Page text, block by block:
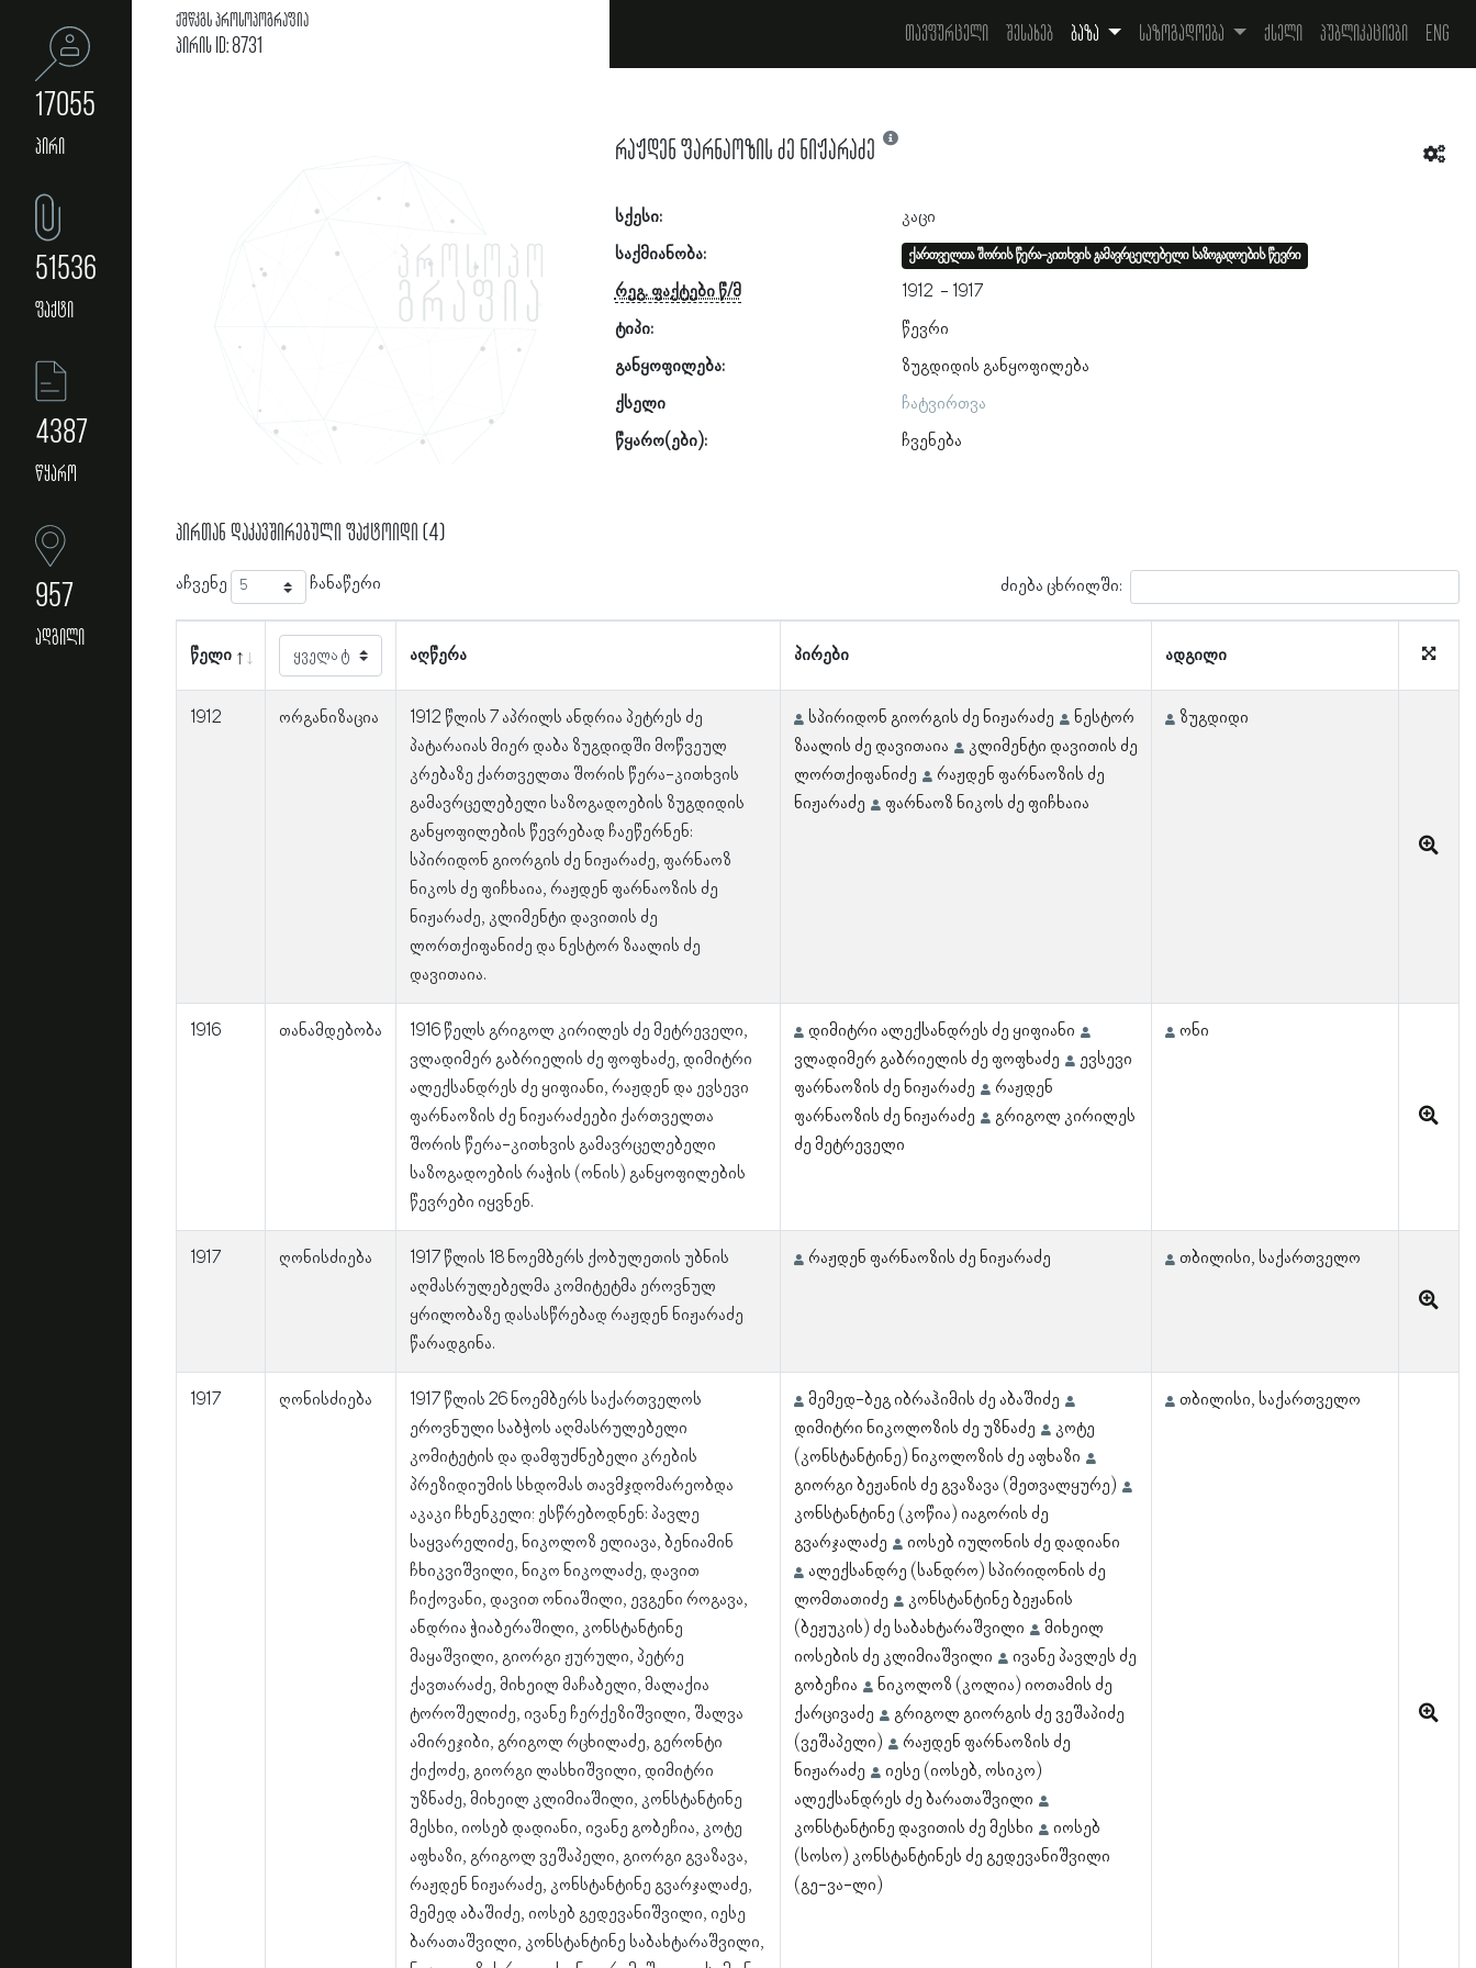
17055
პირი
51536
ფაქტი
4387
წყარო
957
ადგილი
ქშწკგს პროსოპოგრაფია
პირის ID: 8731 თავფურცელი შესახებ ბაზა საზოგადოება ქსელი პუბლიკაციები Eng
რაჟდენ ფარნაოზის ძე ნიჟარაძე
სქესი:
კაცი
საქმიანობა:
ქართველთა შორის წერა-კითხვის გამავრცელებელი საზოგადოების წევრი
რეგ. ფაქტები წ/მ 1912
1917
ტიპი:
წევრი
განყოფილება:
ზუგდიდის განყოფილება
ქსელი
ჩატვირთვა
წყარო(ები):
ჩვენება
პირთან დაკავშირებული ფაქტოიდი (4)
აჩვენე ჩანაწერი ძიება ცხრილში:
წელი აღწერა პირები ადგილი
1912 ორგანიზაცია
1912 წლის 7 აპრილს ანდრია პეტრეს ძე
პატარაიას მიერ დაბა ზუგდიდში მოწვეულ
კრებაზე ქართველთა შორის წერა-კითხვის
გამავრცელებელი საზოგადოების ზუგდიდის
განყოფილების წევრებად ჩაეწერნენ:
სპირიდონ გიორგის ძე ნიჟარაძე, ფარნაოზ
ნიკოს ძე ფიჩხაია, რაჟდენ ფარნაოზის ძე
ნიჟარაძე, კლიმენტი დავითის ძე
ლორთქიფანიძე და ნესტორ ზაალის ძე
დავითაია.
სპირიდონ გიორგის ძე ნიჟარაძე
ნესტორ
ზაალის ძე დავითაია
კლიმენტი დავითის ძე
ლორთქიფანიძე
რაჟდენ ფარნაოზის ძე
ნიჟარაძე
ფარნაოზ ნიკოს ძე ფიჩხაია
ზუგდიდი
1916 თანამდებობა
1916 წელს გრიგოლ კირილეს ძე მეტრეველი,
ვლადიმერ გაბრიელის ძე ფოფხაძე, დიმიტრი
ალექსანდრეს ძე ყიფიანი, რაჟდენ და ევსევი
ფარნაოზის ძე ნიჟარაძეები ქართველთა
შორის წერა-კითხვის გამავრცელებელი
საზოგადოების რაჭის (ონის) განყოფილების
წევრები იყვნენ.
დიმიტრი ალექსანდრეს ძე ყიფიანი
ვლადიმერ გაბრიელის ძე ფოფხაძე
ევსევი
ფარნაოზის ძე ნიჟარაძე
რაჟდენ
ფარნაოზის ძე ნიჟარაძე
გრიგოლ კირილეს
ძე მეტრეველი
ონი
1917 ღონისძიება
1917 წლის 18 ნოემბერს ქობულეთის უბნის
აღმასრულებელმა კომიტეტმა ეროვნულ
ყრილობაზე დასასწრებად რაჟდენ ნიჟარაძე
წარადგინა.
რაჟდენ ფარნაოზის ძე ნიჟარაძე თბილისი, საქართველო
1917 ღონისძიება
1917 წლის 26 ნოემბერს საქართველოს
ეროვნული საბჭოს აღმასრულებელი
კომიტეტის და დამფუძნებელი კრების
პრეზიდიუმის სხდომას თავმჯდომარეობდა
აკაკი ჩხენკელი; ესწრებოდნენ: პავლე
საყვარელიძე, ნიკოლოზ ელიავა, ბენიამინ
ჩხიკვიშვილი, ნიკო ნიკოლაძე, დავით
ჩიქოვანი, დავით ონიაშილი, ევგენი როგავა,
ანდრია ჭიაბერაშილი, კონსტანტინე
მაყაშვილი, გიორგი ჟურული, პეტრე
ქავთარაძე, მიხეილ მაჩაბელი, მალაქია
ტოროშელიძე, ივანე ჩერქეზიშვილი, შალვა
ამირეჯიბი, გრიგოლ რცხილაძე, გერონტი
ქიქოძე, გიორგი ლასხიშვილი, დიმიტრი
უზნაძე, მიხეილ კლიმიაშილი, კონსტანტინე
მესხი, იოსებ დადიანი, ივანე გობეჩია, კოტე
აფხაზი, გრიგოლ ვეშაპელი, გიორგი გვაზავა,
რაჟდენ ნიჟარაძე, კონსტანტინე გვარჯალაძე,
მემედ აბაშიძე, იოსებ გედევანიშვილი, იესე
ბარათაშვილი, კონსტანტინე საბახტარაშვილი,
მემედ-ბეგ იბრაჰიმის ძე აბაშიძე
დიმიტრი ნიკოლოზის ძე უზნაძე
კოტე
(კონსტანტინე) ნიკოლოზის ძე აფხაზი
გიორგი ბეჟანის ძე გვაზავა (მეთვალყურე)
კონსტანტინე (კოწია) იაგორის ძე
გვარჯალაძე
იოსებ იულონის ძე დადიანი
ალექსანდრე (სანდრო) სპირიდონის ძე
ლომთათიძე
კონსტანტინე ბეჟანის
(ბეჟუკის) ძე საბახტარაშვილი
მიხეილ
იოსების ძე კლიმიაშვილი
ივანე პავლეს ძე
გობეჩია
ნიკოლოზ (კოლია) იოთამის ძე
ქარცივაძე
გრიგოლ გიორგის ძე ვეშაპიძე
(ვეშაპელი)
რაჟდენ ფარნაოზის ძე
ნიჟარაძე
იესე (იოსებ, ოსიკო)
ალექსანდრეს ძე ბარათაშვილი
კონსტანტინე დავითის ძე მესხი
იოსებ
(სოსო) კონსტანტინეს ძე გედევანიშვილი
(გე-ვა-ლი)
თბილისი, საქართველო